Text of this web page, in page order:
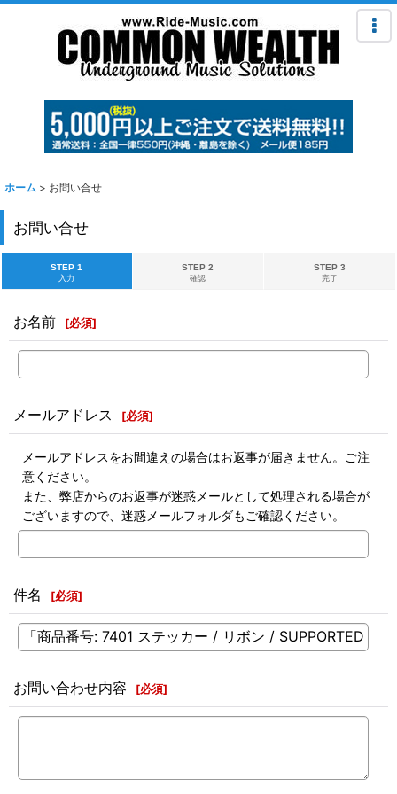
ホーム > お問い合せ
お問い合せ
STEP 1
入力
STEP 2
確認
STEP 3
完了
お名前 [必須]
メールアドレス [必須]
メールアドレスをお間違えの場合はお返事が届きません。ご注
意ください。
また、弊店からのお返事が迷惑メールとして処理される場合が
ございますので、迷惑メールフォルダもご確認ください。
件名 [必須]
お問い合わせ内容 [必須]